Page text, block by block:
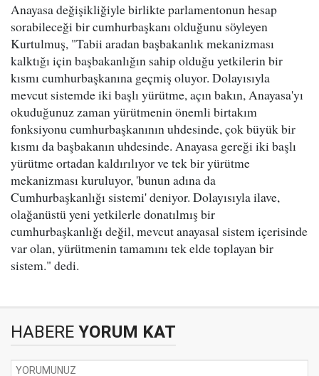
Anayasa değişikliğiyle birlikte parlamentonun hesap
sorabileceği bir cumhurbaşkanı olduğunu söyleyen
Kurtulmuş, "Tabii aradan başbakanlık mekanizması
kalktığı için başbakanlığın sahip olduğu yetkilerin bir
kısmı cumhurbaşkanına geçmiş oluyor. Dolayısıyla
mevcut sistemde iki başlı yürütme, açın bakın, Anayasa'yı
okuduğunuz zaman yürütmenin önemli birtakım
fonksiyonu cumhurbaşkanının uhdesinde, çok büyük bir
kısmı da başbakanın uhdesinde. Anayasa gereği iki başlı
yürütme ortadan kaldırılıyor ve tek bir yürütme
mekanizması kuruluyor, 'bunun adına da
Cumhurbaşkanlığı sistemi' deniyor. Dolayısıyla ilave,
olağanüstü yeni yetkilerle donatılmış bir
cumhurbaşkanlığı değil, mevcut anayasal sistem içerisinde
var olan, yürütmenin tamamını tek elde toplayan bir
sistem." dedi.
HABERE YORUM KAT